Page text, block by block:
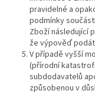
pravidelné a
podmínky
Zboží následující
že výpověď
V případě vyšší
(přírodní
subdodavatelů
způsobenou v